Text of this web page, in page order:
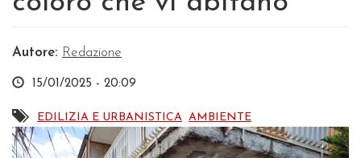
Autore: Redazione
15/01/2025 - 20:09
EDILIZIA E URBANISTICA AMBIENTE